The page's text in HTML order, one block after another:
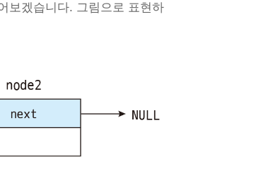
보겠습니다. 그림으로 표현하